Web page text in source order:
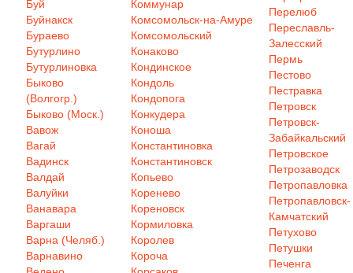
Буй
Буйнакск
Бураево
Бутурлино
Бутурлиновка
Быково
(Волгогр.)
Быково (Моск.)
Вавож
Вагай
Вадинск
Валдай
Валуйки
Ванавара
Варгаши
Варна (Челяб.)
Варнавино
Коммунар
Комсомольск-на-Амуре
Комсомольский
Конаково
Кондинское
Кондоль
Кондопога
Конкудера
Коноша
Константиновка
Константиновск
Копьево
Коренево
Кореновск
Кормиловка
Королев
Короча
Перелюб
Переславль-
Залесский
Пермь
Пестово
Пестравка
Петровск
Петровск-
Забайкальский
Петровское
Петрозаводск
Петропавловка
Петропавловск-
Камчатский
Петухово
Петушки
Печенга